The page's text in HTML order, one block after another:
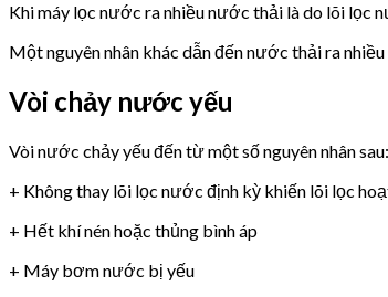
Khi máy lọc nước ra nhiều nước thải là do lõi lọc
Một nguyên nhân khác dẫn đến nước thải ra
Vòi chảy nước yếu
Vòi nước chảy yếu đến từ một số nguyên nhân sau:
+ Không thay lõi lọc nước định kỳ khiến lõi lọc
+ Hết khí nén hoặc thủng bình áp
+ Máy bơm nước bị yếu